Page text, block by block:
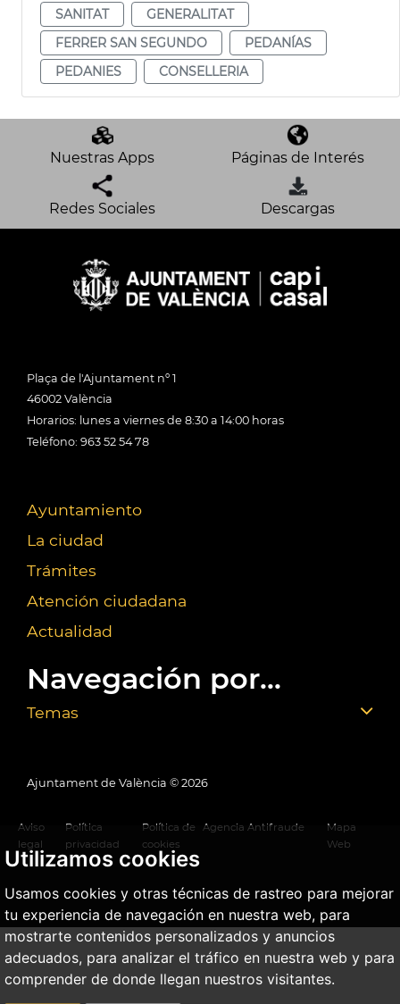
Utilizamos cookies
Usamos cookies y otras técnicas de rastreo para mejorar
tu experiencia de navegación en nuestra web, para
mostrarte contenidos personalizados y anuncios
adecuados, para analizar el tráfico en nuestra web y para
comprender de donde llegan nuestros visitantes.
SANITAT
GENERALITAT
FERRER SAN SEGUNDO
PEDANÍAS
PEDANIES
CONSELLERIA
Nuestras Apps Páginas de Interés
Redes Sociales Descargas
Plaça de l'Ajuntament nº 1
46002 València
Horarios: lunes a viernes de 8:30 a 14:00 horas
Teléfono: 963 52 54 78
Ayuntamiento
La ciudad
Trámites
Atención ciudadana
Actualidad
Navegación por...
Temas
Ajuntament de València © 2026
Aviso
legal
Política
privacidad
Política de
cookies
Agencia Antifraude
Mapa
Web